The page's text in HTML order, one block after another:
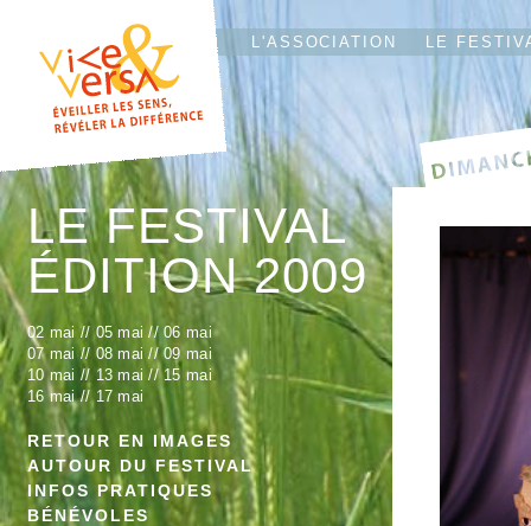
L'T L'ASSOCIATION LE
LE FESTIVAL
ÉDITION 2009
02 mai //05 mai//06 mai
07 mai // 08 mai //09 mai
10 mai // 13 mai //15 mai
16 mai// 17 mai
RETOUR EN IMAGES
AUTOUR DU FESTIVAL
INFOS PRATIQUES
BÉNÉVOLES